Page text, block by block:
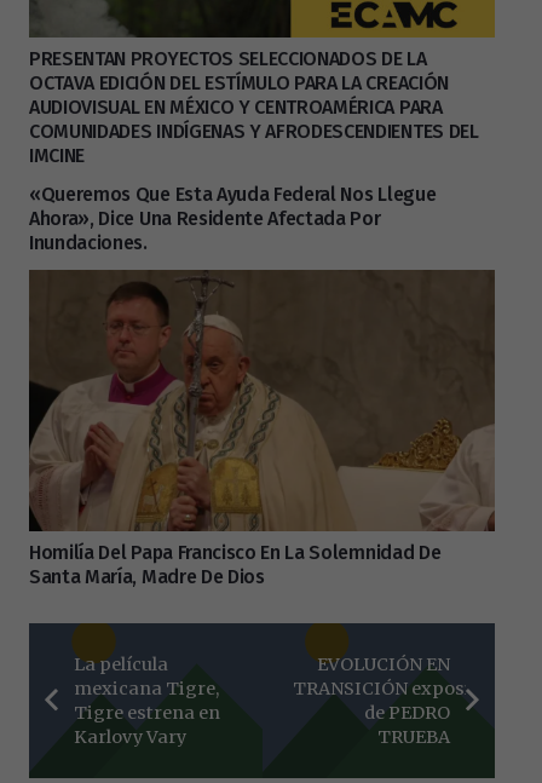
PRESENTAN PROYECTOS SELECCIONADOS DE LA
OCTAVA EDICIÓN DEL ESTÍMULO PARA LA CREACIÓN
AUDIOVISUAL EN MÉXICO Y CENTROAMÉRICA PARA
COMUNIDADES INDÍGENAS Y AFRODESCENDIENTES DEL
IMCINE
«Queremos Que Esta Ayuda Federal Nos Llegue
Ahora», Dice Una Residente Afectada Por
Inundaciones.
Homilía Del Papa Francisco En La Solemnidad De
Santa María, Madre De Dios
La película
mexicana Tigre,
Tigre estrena en
Karlovy Vary
EVOLUCIÓN EN
TRANSICIÓN exposición
de PEDRO
TRUEBA